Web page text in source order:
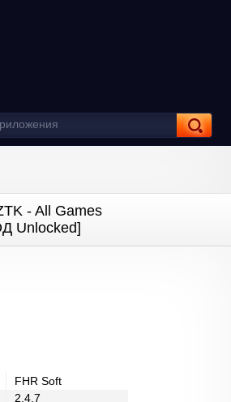
- All Games
Unlocked]
FHR Soft
2.4.7